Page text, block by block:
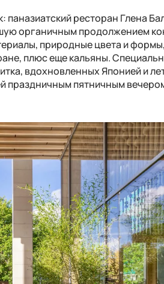
ресторан Глена
органичным продолжением
природные цвета и
плюс еще кальяны.
вдохновленных Японией и
праздничным пятничным